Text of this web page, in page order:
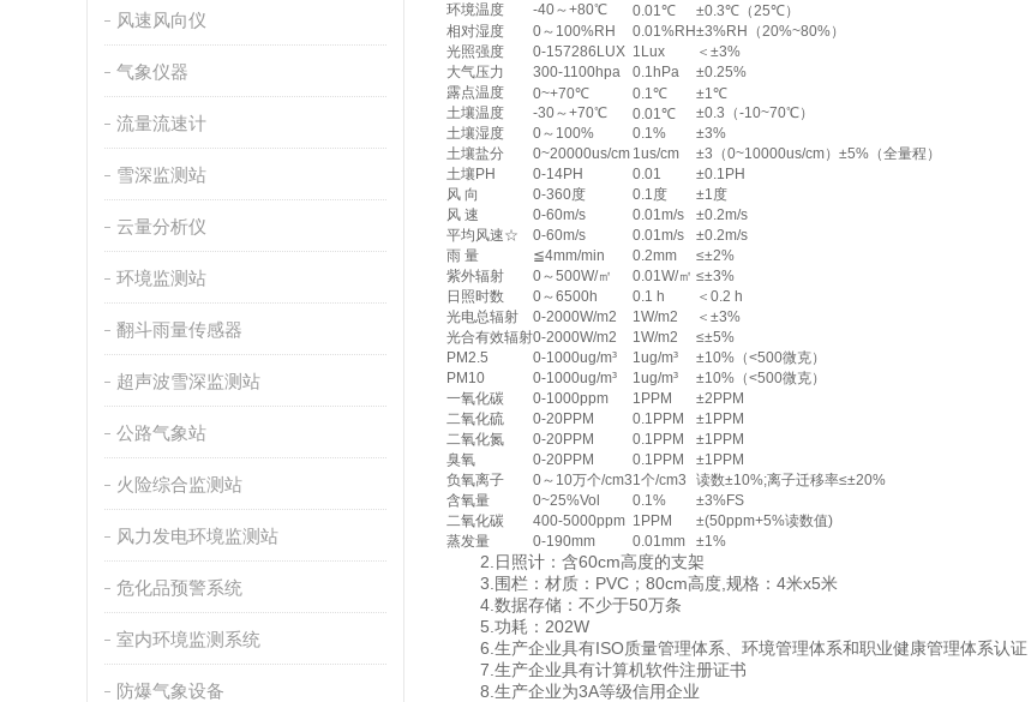
风速风向仪
气象仪器
流量流速计
雪深监测站
云量分析仪
环境监测站
翻斗雨量传感器
超声波雪深监测站
公路气象站
火险综合监测站
风力发电环境监测站
危化品预警系统
室内环境监测系统
防爆气象设备
环境温度
-40～+80℃ 0.01℃
±0.3℃（25℃）
相对湿度
0～100%RH 0.01%RH±3%RH（20%~80%）
光照强度
0-157286LUX 1Lux
＜±3%
大气压力
300-1100hpa 0.1hPa
±0.25%
露点温度
0~+70℃ 0.1℃
±1℃
土壤温度
-30～+70℃ 0.01℃
±0.3（-10~70℃）
土壤湿度
0～100% 0.1%
±3%
土壤盐分
0~20000us/cm 1us/cm
±3（0~10000us/cm）±5%（全量程）
土壤PH
0-14PH 0.01
±0.1PH
风 向
0-360度 0.1度
±1度
风 速
0-60m/s 0.01m/s
±0.2m/s
平均风速☆
0-60m/s 0.01m/s
±0.2m/s
雨 量
≦4mm/min 0.2mm
≤±2%
紫外辐射
0～500W/㎡ 0.01W/㎡ ≤±3%
日照时数
0～6500h 0.1 h
＜0.2 h
光电总辐射
0-2000W/m2 1W/m2
＜±3%
光合有效辐射0-2000W/m2 1W/m2
≤±5%
PM2.5
0-1000ug/m³ 1ug/m³
±10%（<500微克）
PM10
0-1000ug/m³ 1ug/m³
±10%（<500微克）
一氧化碳
0-1000ppm 1PPM
±2PPM
二氧化硫
0-20PPM 0.1PPM
±1PPM
二氧化氮
0-20PPM 0.1PPM
±1PPM
臭氧
0-20PPM 0.1PPM
±1PPM
负氧离子
0～10万个/cm31个/cm3
读数±10%;离子迁移率≤±20%
含氧量
0~25%Vol 0.1%
±3%FS
二氧化碳
400-5000ppm 1PPM
±(50ppm+5%读数值)
蒸发量
0-190mm 0.01mm ±1%
2.日照计：含60cm高度的支架
3.围栏：材质：PVC；80cm高度,规格：4米x5米
4.数据存储：不少于50万条
5.功耗：202W
6.生产企业具有ISO质量管理体系、环境管理体系和职业健康管理体系认证
7.生产企业具有计算机软件注册证书
8.生产企业为3A等级信用企业